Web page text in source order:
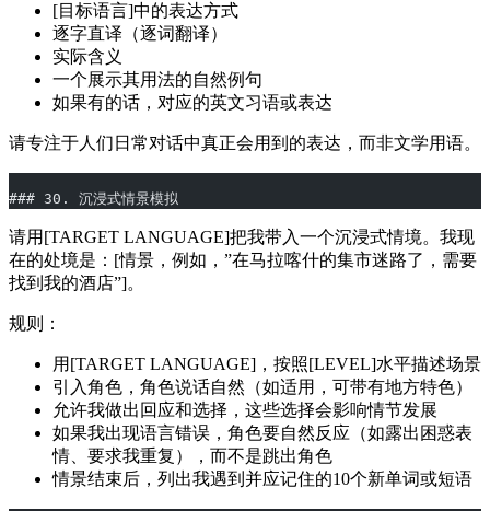
[目标语言]中的表达方式
逐字直译（逐词翻译）
实际含义
一个展示其用法的自然例句
如果有的话，对应的英文习语或表达
请专注于人们日常对话中真正会用到的表达，而非文学用语。
### 30. 沉浸式情景模拟
请用[TARGET LANGUAGE]把我带入一个沉浸式情境。我现
在的处境是：[情景，例如，”在马拉喀什的集市迷路了，需要
找到我的酒店”]。
规则：
用[TARGET LANGUAGE]，按照[LEVEL]水平描述场景
引入角色，角色说话自然（如适用，可带有地方特色）
允许我做出回应和选择，这些选择会影响情节发展
如果我出现语言错误，角色要自然反应（如露出困惑表
情、要求我重复），而不是跳出角色
情景结束后，列出我遇到并应记住的10个新单词或短语